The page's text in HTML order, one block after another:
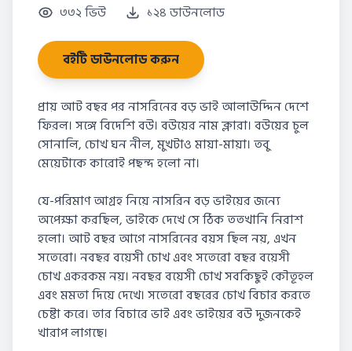
৩৩২ ভিউ ১২৪ ডাউনলোড
বইটি ডাউনলোড করুন
প্রায় আট বছর পর নাসরিনের বড় ভাই আলাউদ্দিন দেশে
ফিরল। সঙ্গে বিদেশি বউ। বউয়ের নাম ক্লারা। বউয়ের চুল
সোনালি, চোখ ঘন নীল, মুখটাও মায়া-মায়া। তবু
মেয়েটাকে কারোই পছন্দ হলো না।
যে-পরিমাণ আগ্রহ নিয়ে নাসরিন বড় ভাইয়ের জন্যে
অপেক্ষা করছিল, ভাইকে দেখে সে ঠিক ততখানি নিরাশ
হলো। আট বছর আগে নাসরিনের বয়স ছিল নয়, এখন
সতেরো। নবছর বয়েসী চোখ এবং সতেরো বছর বয়েসী
চোখ একরকম নয়। নবছর বয়েসী চোখ সবকিছুই কৌতূহল
এবং মমতা দিয়ে দেখে। সতেরো বছরের চোখ বিচার করতে
চেষ্টা করে। তার বিচারে ভাই এবং ভাইয়ের বউ দুজনকেই
খারাপ লাগছে।